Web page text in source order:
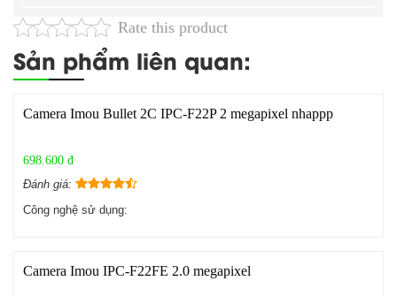
Rate this product
Sản phẩm liên quan:
Camera Imou Bullet 2C IPC-F22P 2 megapixel nhappp
698.600 đ
Đánh giá:
Công nghệ sử dụng:
Camera Imou IPC-F22FE 2.0 megapixel